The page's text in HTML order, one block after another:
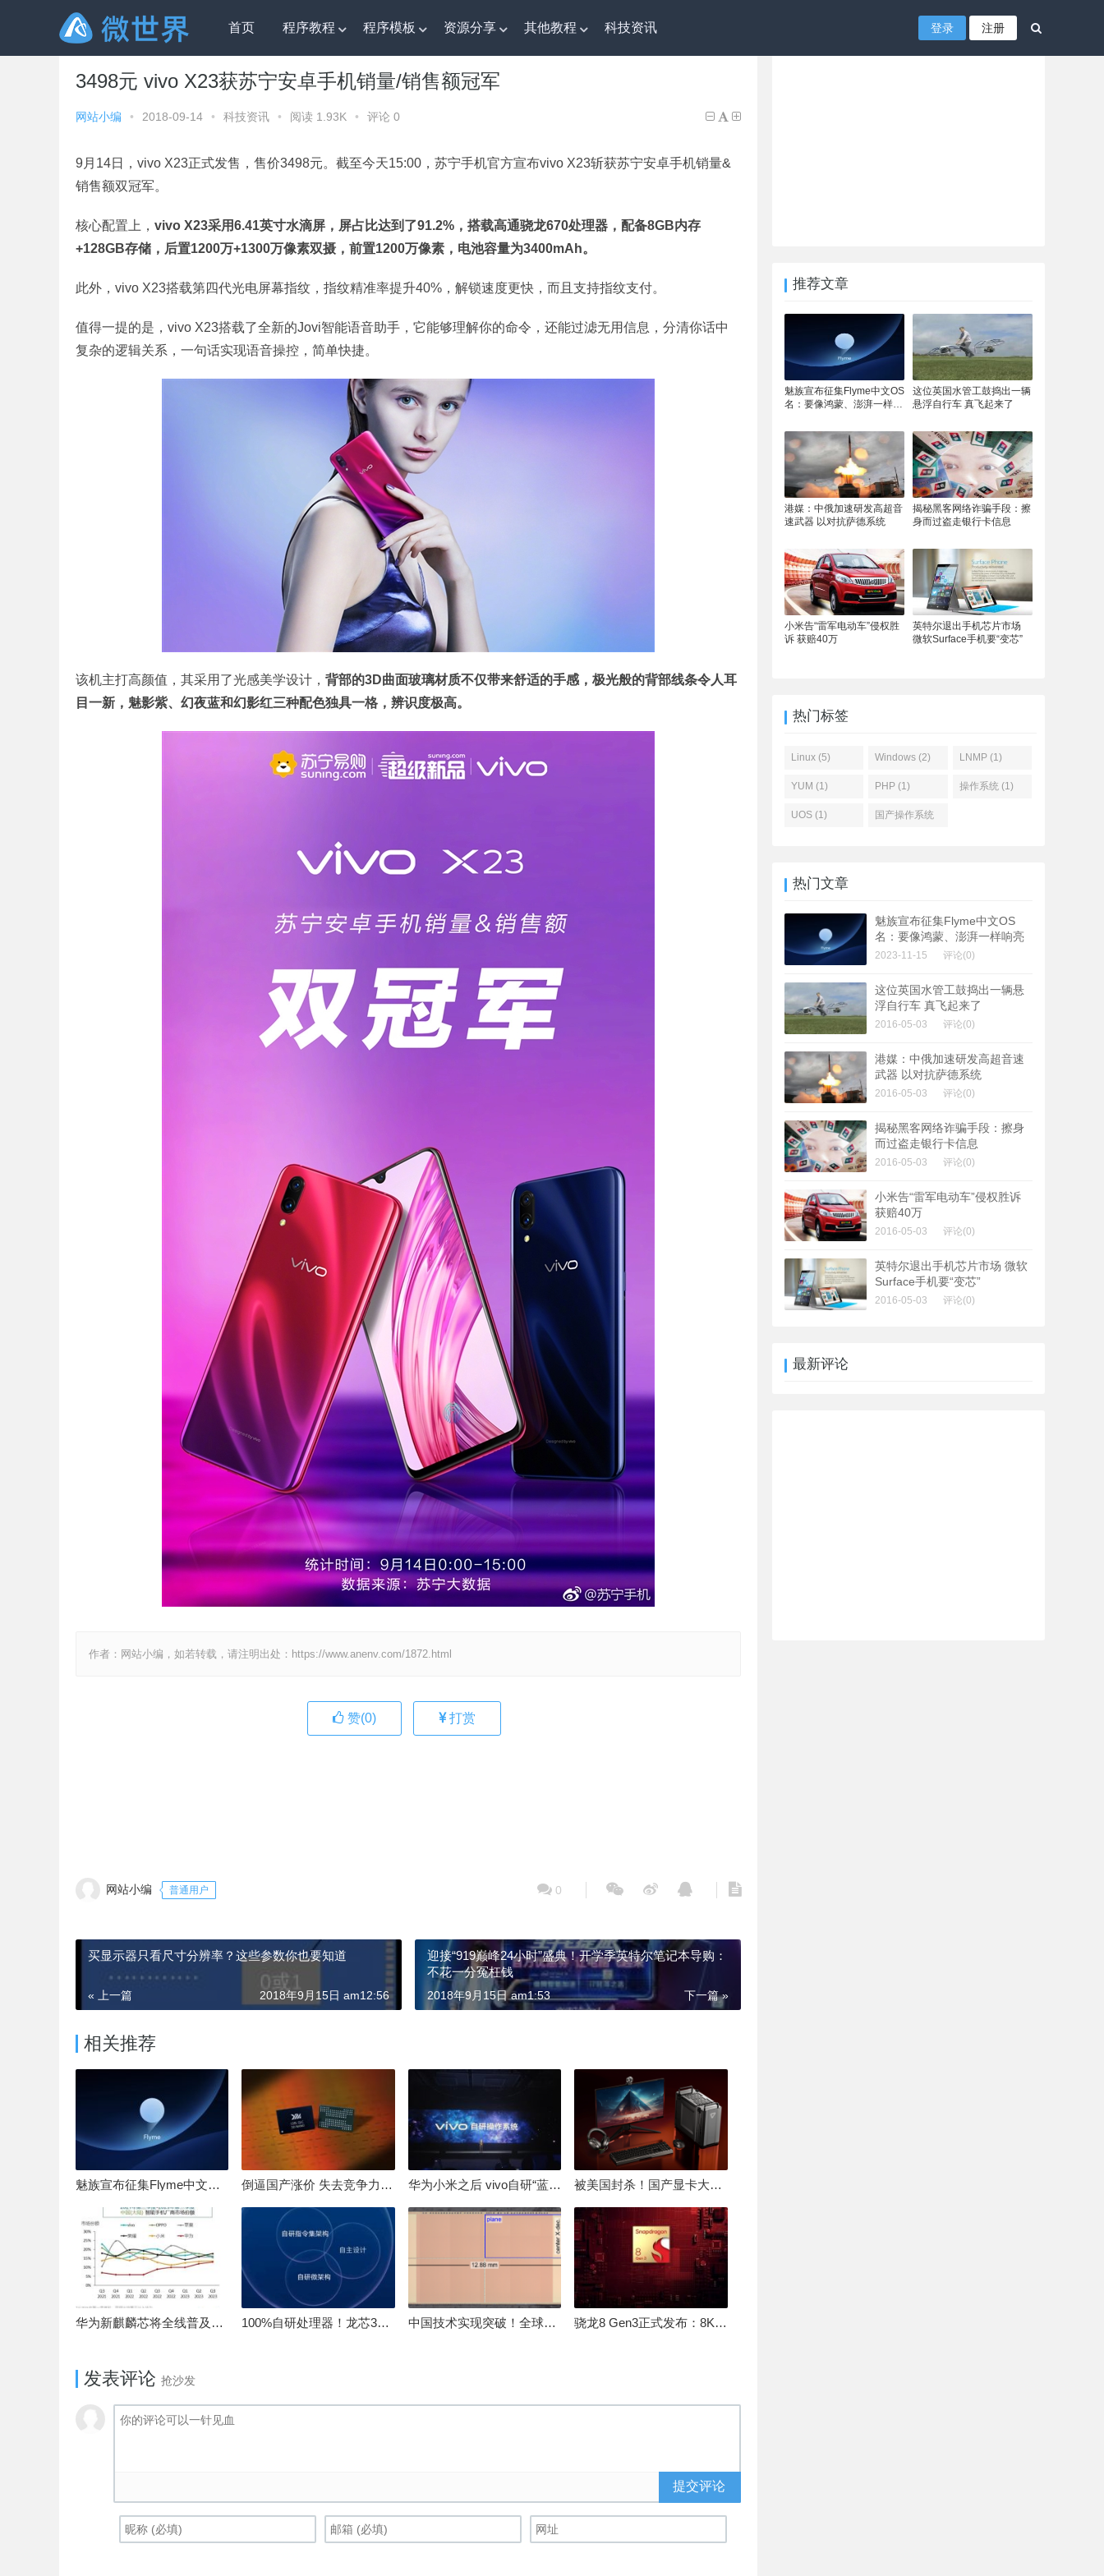
首页 程序教程 程序模板 资源分享 其他教程 科技资讯 登录 注册
微世界» 科技资讯» 3498元 vivo X23获苏宁安卓手机销量/销售额冠军
3498元 vivo X23获苏宁安卓手机销量/销售额冠军
网站小编 • 2018-09-14 • 科技资讯 • 阅读 1.93K • 评论 0
9月14日，vivo X23正式发售，售价3498元。截至今天15:00，苏宁手机官方宣布vivo X23斩获苏宁安卓手机销量&
销售额双冠军。
核心配置上， vivo X23采用6.41英寸水滴屏，屏占比达到了91.2%，搭载高通骁龙670处理器，配备8GB内存
+128GB存储，后置1200万+1300万像素双摄，前置1200万像素，电池容量为3400mAh。
此外，vivo X23搭载第四代光电屏幕指纹，指纹精准率提升40%，解锁速度更快，而且支持指纹支付。
值得一提的是，vivo X23搭载了全新的Jovi智能语音助手，它能够理解你的命令，还能过滤无用信息，分清你话中
复杂的逻辑关系，一句话实现语音操控，简单快捷。
该机主打高颜值，其采用了光感美学设计， 背部的3D曲面玻璃材质不仅带来舒适的手感，极光般的背部线条令人耳
目一新，魅影紫、幻夜蓝和幻影红三种配色独具一格，辨识度极高。
作者：网站小编，如若转载，请注明出处：https://www.anenv.com/1872.html
赞(0) 打赏
网站小编 普通用户 0
买显示器只看尺寸分辨率？这些参数你也要知道
« 上一篇 2018年9月15日 am12:56
迎接“919巅峰24小时”盛典！开学季英特尔笔记本导购：
不花一分冤枉钱
下一篇 »
2018年9月15日 am1:53
相关推荐
魅族宣布征集Flyme中文OS名：要像鸿蒙、澎湃一样响亮 倒逼国产涨价 失去竞争力！三星要减产50%：SSD必须涨价 华为小米之后 vivo自研“蓝河”操作系统重磅发布 被美国封杀！国产显卡大厂：中国GPU不存在至暗时刻
华为新麒麟芯将全线普及！高中低端全面采用 改写竞争格局 100%自研处理器！龙芯3A6000评测：与10代酷睿互有胜负 中国技术实现突破！全球最先进的3D NAND存储芯片被发现 骁龙8 Gen3正式发布：8K240手游成真！AI性能飙升98％
发表评论 抢沙发
提交评论
推荐文章
魅族宣布征集Flyme中文OS
名：要像鸿蒙、澎湃一样响
这位英国水管工鼓捣出一辆
悬浮自行车 真飞起来了
港媒：中俄加速研发高超音
速武器 以对抗萨德系统
揭秘黑客网络诈骗手段：擦
身而过盗走银行卡信息
小米告“雷军电动车”侵权胜
诉 获赔40万
英特尔退出手机芯片市场
微软Surface手机要“变芯”
热门标签
Linux (5) Windows (2) LNMP (1)
YUM (1) PHP (1) 操作系统 (1)
UOS (1) 国产操作系统
热门文章
魅族宣布征集Flyme中文OS
名：要像鸿蒙、澎湃一样响亮
2023-11-15 评论(0)
这位英国水管工鼓捣出一辆悬
浮自行车 真飞起来了
2016-05-03 评论(0)
港媒：中俄加速研发高超音速
武器 以对抗萨德系统
2016-05-03 评论(0)
揭秘黑客网络诈骗手段：擦身
而过盗走银行卡信息
2016-05-03 评论(0)
小米告“雷军电动车”侵权胜诉
获赔40万
2016-05-03 评论(0)
英特尔退出手机芯片市场 微软
Surface手机要“变芯”
2016-05-03 评论(0)
最新评论